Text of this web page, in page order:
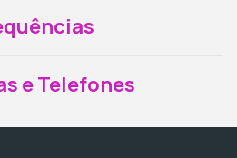
e Telefones